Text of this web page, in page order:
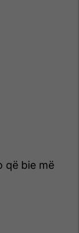
që bie më